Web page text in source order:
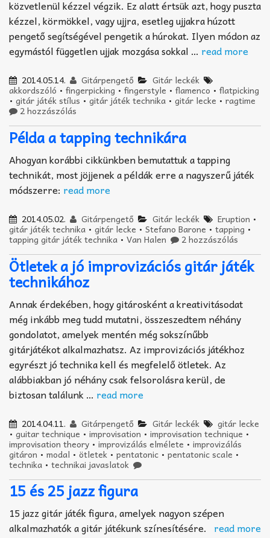
közvetlenül kézzel végzik. Ez alatt értsük azt, hogy puszta
kézzel, körmökkel, vagy ujjra, esetleg ujjakra húzott
pengető segítségével pengetik a húrokat. Ilyen módon az
egymástól független ujjak mozgása sokkal … read more
2014.05.14. Gitárpengető Gitár leckék
akkordszóló • fingerpicking • fingerstyle • flamenco • flatpicking
• gitár játék stílus • gitár játék technika • gitár lecke • ragtime
2 hozzászólás
Példa a tapping technikára
Ahogyan korábbi cikkünkben bemutattuk a tapping
technikát, most jöjjenek a példák erre a nagyszerű játék
módszerre: read more
2014.05.02. Gitárpengető Gitár leckék Eruption •
gitár játék technika • gitár lecke • Stefano Barone • tapping •
tapping gitár játék technika • Van Halen 2 hozzászólás
Ötletek a jó improvizációs gitár játék
technikához
Annak érdekében, hogy gitárosként a kreativitásodat
még inkább meg tudd mutatni, összeszedtem néhány
gondolatot, amelyek mentén még sokszínűbb
gitárjátékot alkalmazhatsz. Az improvizációs játékhoz
egyrészt jó technika kell és megfelelő ötletek. Az
alábbiakban jó néhány csak felsorolásra kerül, de
biztosan találunk … read more
2014.04.11. Gitárpengető Gitár leckék gitár lecke
• guitar technique • improvisation • improvisation technique •
improvisation theory •improvizálás elmélete • improvizálás
gitáron • modal • ötletek• pentatonic • pentatonic scale •
technika • technikai javaslatok
15 és 25 jazz figura
15 jazz gitár játék figura, amelyek nagyon szépen
alkalmazhatók a gitár játékunk színesítésére. read more